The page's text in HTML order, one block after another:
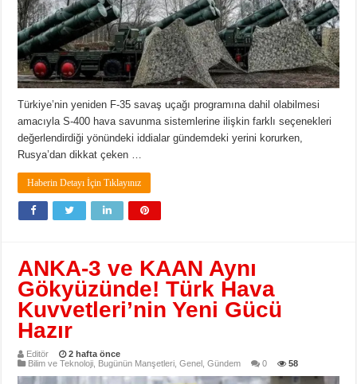
Türkiye’nin yeniden F-35 savaş uçağı programına dahil olabilmesi
amacıyla S-400 hava savunma sistemlerine ilişkin farklı seçenekleri
değerlendirdiği yönündeki iddialar gündemdeki yerini korurken,
Rusya’dan dikkat çeken …
Haberin Detayı İçin Tıklayınız
ANKA-3 ve KAAN Aynı
Gökyüzünde! Türk Hava
Kuvvetleri’nin Yeni Gücü
Hazır
Editör
2 hafta önce
Bilim ve Teknoloji Bugünün Manşetleri ,Genel ,Gündem 0 58